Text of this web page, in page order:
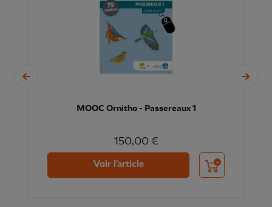
MOOC Ornitho - Passereaux 1
150,00 €
Voir l'article Ajouter au panier